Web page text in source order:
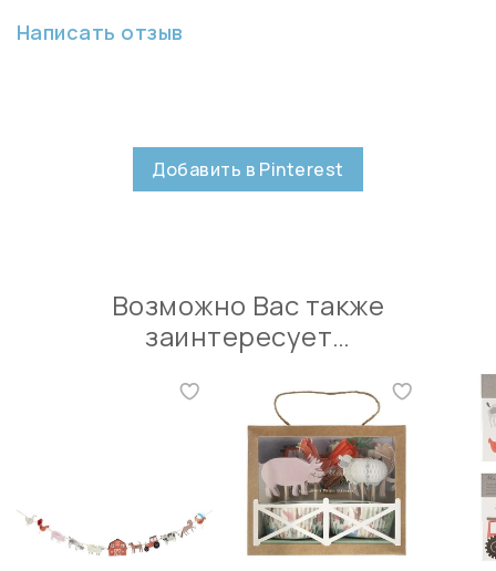
Написать отзыв
Добавить в Pinterest
Возможно Вас также
заинтересует…